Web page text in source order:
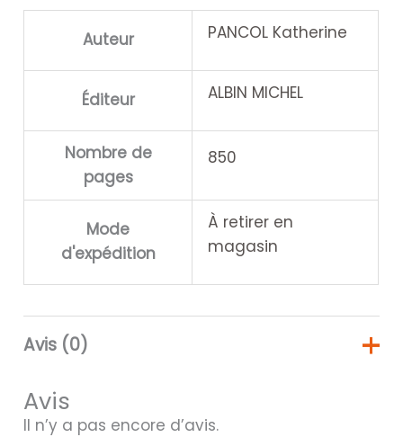
Auteur PANCOL Katherine
Éditeur ALBIN MICHEL
Nombre de
pages
850
Mode
d'expédition
À retirer en
magasin
Avis (0)
Avis
Il n’y a pas encore d’avis.